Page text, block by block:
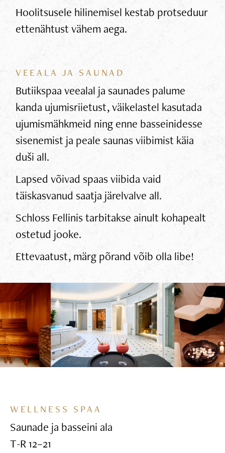
Hoolitsusele hilinemisel kestab protseduur
ettenähtust vähem aega.
VEEALA JA SAUNAD
Butiikspaa veealal ja saunades palume
kanda ujumisriietust, väikelastel kasutada
ujumismähkmeid ning enne basseinidesse
sisenemist ja peale saunas viibimist käia
duši all.
Lapsed võivad spaas viibida vaid
täiskasvanud saatja järelvalve all.
Schloss Fellinis tarbitakse ainult kohapealt
ostetud jooke.
Ettevaatust, märg põrand võib olla libe!
WELLNESS SPAA
Saunade ja basseini ala
T-R 12–21